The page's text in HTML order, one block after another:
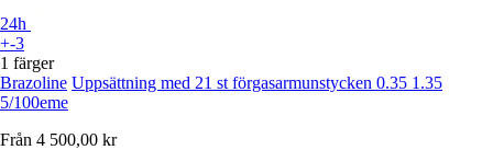
24h
+-3
1 färger
Brazoline Uppsättning med 21 st förgasarmunstycken 0.35 1.35
5/100eme
Från 4 500,00 kr